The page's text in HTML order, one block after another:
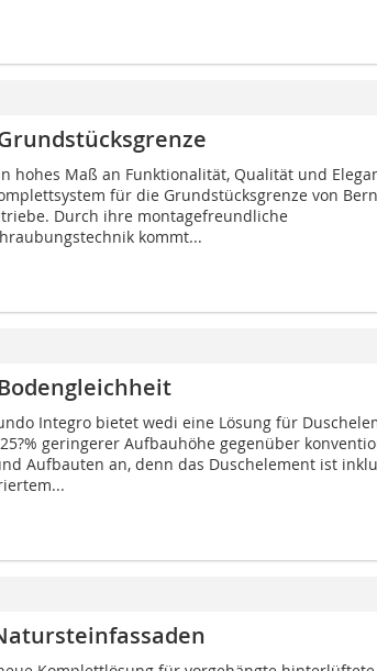
hohes Maß an Funktionalität, Qualität und
für die Grundstücksgrenze von
Durch ihre montagefreundliche
kommt...
Integro bietet wedi eine Lösung für
geringerer Aufbauhöhe gegenüber
Aufbauten an, denn das Duschelement ist